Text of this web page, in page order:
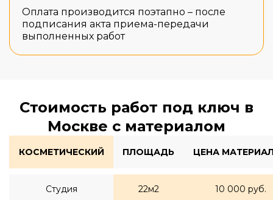
Оплата производится поэтапно – после
подписания акта приема-передачи
выполненных работ
Стоимость работ под ключ в
Москве с материалом
КОСМЕТИЧЕСКИЙ ПЛОЩАДЬ ЦЕНА
Студия 22м2 10 000 руб.